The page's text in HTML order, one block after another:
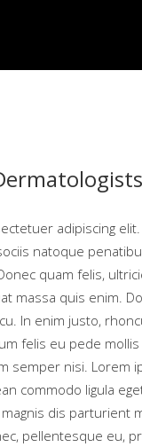
adipiscing
natoque
quam felis,
massa quis enim.
In enim justo,
felis eu pede
semper nisi. Lorem
commodo ligula
dis parturient
pellentesque eu,